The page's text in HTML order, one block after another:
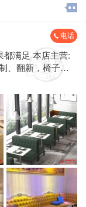
电话
都满足 本店主营:
、翻新，椅子、
摩床椅等等 汽车
360全包脚垫、
:*****8369 地址: